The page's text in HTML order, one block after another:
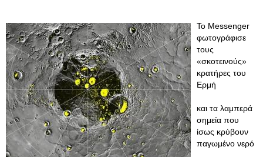
Το Messenger
φωτογράφισε
τους
«σκοτεινούς»
κρατήρες του
Ερμή
και τα λαμπερά
σημεία που
ίσως κρύβουν
παγωμένο νερό